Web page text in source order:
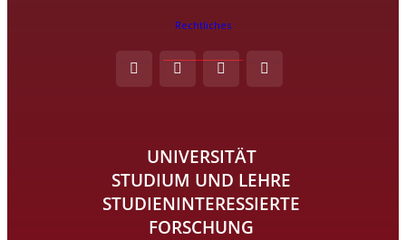
Rechtliches
UNIVERSITÄT
STUDIUM UND LEHRE
STUDIENINTERESSIERTE
FORSCHUNG